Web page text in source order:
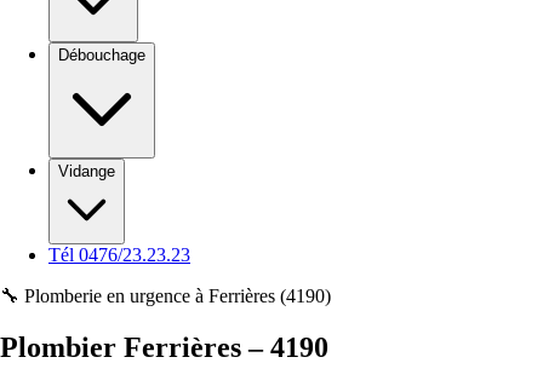
Débouchage
Vidange
Tél 0476/23.23.23
🔧 Plomberie en urgence à Ferrières (4190)
Plombier Ferrières – 4190